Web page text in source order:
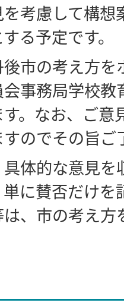
考慮して構想
る予定です。
市の考え方を
事務局学校
。なお、ご意
のでその旨ご
体的な意見
に賛否だけ
、市の考え